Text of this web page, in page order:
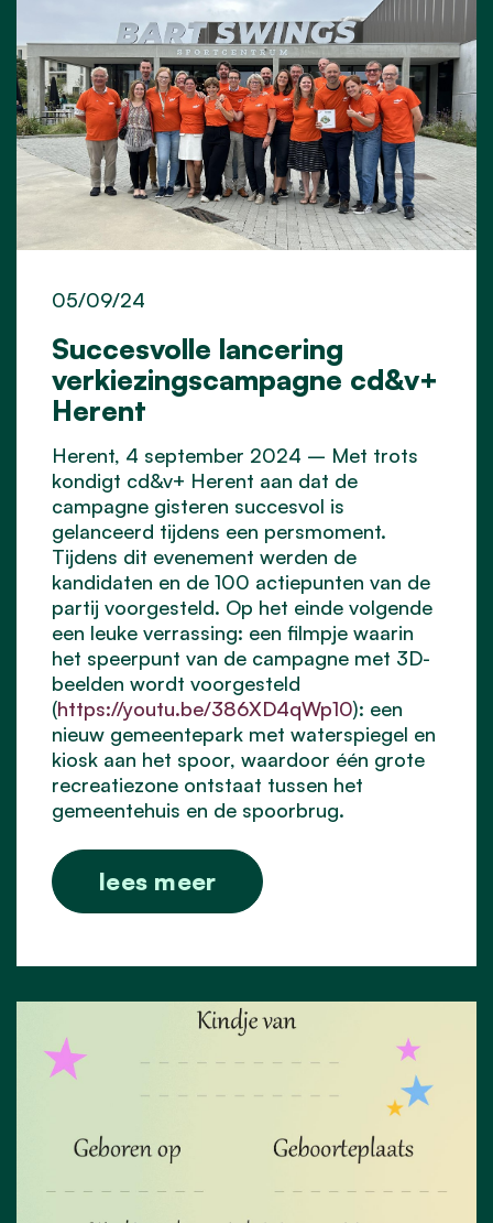
Succesvolle lancering
verkiezingscampagne cd&v+
Herent
05/09/24
Herent, 4 september 2024 – Met trots
kondigt cd&v+ Herent aan dat de
campagne gisteren succesvol is
gelanceerd tijdens een persmoment.
Tijdens dit evenement werden de
kandidaten en de 100 actiepunten van de
partij voorgesteld. Op het einde volgende
een leuke verrassing: een filmpje waarin
het speerpunt van de campagne met 3D-
beelden wordt voorgesteld
(https://youtu.be/386XD4qWp10): een
nieuw gemeentepark met waterspiegel en
kiosk aan het spoor, waardoor één grote
recreatiezone ontstaat tussen het
gemeentehuis en de spoorbrug.
lees meer